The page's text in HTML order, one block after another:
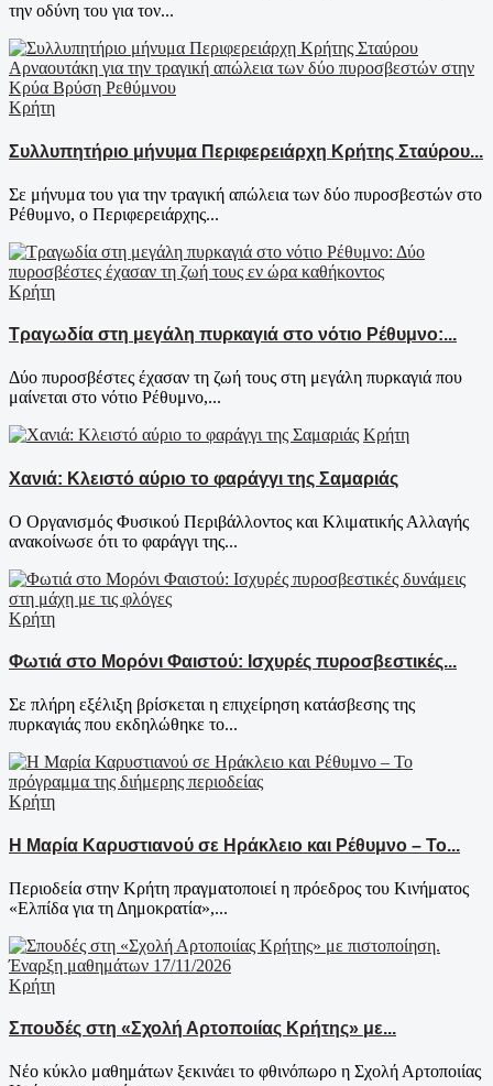
την οδύνη του για τον...
Κρήτη
Συλλυπητήριο μήνυμα Περιφερειάρχη Κρήτης Σταύρου...
Σε μήνυμα του για την τραγική απώλεια των δύο πυροσβεστών στο
Ρέθυμνο, ο Περιφερειάρχης...
Κρήτη
Τραγωδία στη μεγάλη πυρκαγιά στο νότιο Ρέθυμνο:...
Δύο πυροσβέστες έχασαν τη ζωή τους στη μεγάλη πυρκαγιά που
μαίνεται στο νότιο Ρέθυμνο,...
Κρήτη
Χανιά: Κλειστό αύριο το φαράγγι της Σαμαριάς
Ο Οργανισμός Φυσικού Περιβάλλοντος και Κλιματικής Αλλαγής
ανακοίνωσε ότι το φαράγγι της...
Κρήτη
Φωτιά στο Μορόνι Φαιστού: Ισχυρές πυροσβεστικές...
Σε πλήρη εξέλιξη βρίσκεται η επιχείρηση κατάσβεσης της
πυρκαγιάς που εκδηλώθηκε το...
Κρήτη
Η Μαρία Καρυστιανού σε Ηράκλειο και Ρέθυμνο – Το...
Περιοδεία στην Κρήτη πραγματοποιεί η πρόεδρος του Κινήματος
«Ελπίδα για τη Δημοκρατία»,...
Κρήτη
Σπουδές στη «Σχολή Αρτοποιίας Κρήτης» με...
Νέο κύκλο μαθημάτων ξεκινάει το φθινόπωρο η Σχολή Αρτοποιίας